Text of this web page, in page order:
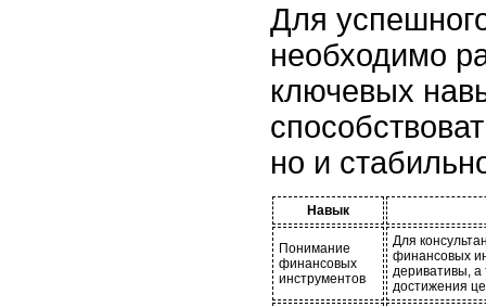
Для
необходимо
ключевых
но и
Навык
Понимание
финансовых
инструментов
Для
финансовых
деривативы, а
достижения